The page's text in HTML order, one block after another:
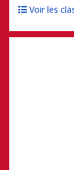
Voir les